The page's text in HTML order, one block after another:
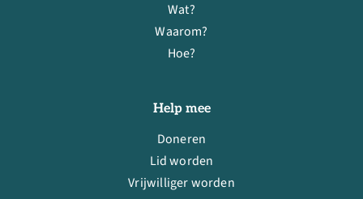
Wat?
Waarom?
Hoe?
Help mee
Doneren
Lid worden
Vrijwilliger worden